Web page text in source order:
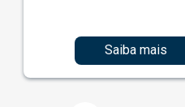
Saiba mais